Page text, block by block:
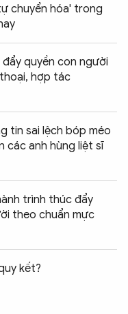
chuyển hóa' trong
đẩy quyền con người
hợp tác
tin sai lệch bóp méo
các anh hùng liệt sĩ
trình thúc đẩy
theo chuẩn mực
kết?